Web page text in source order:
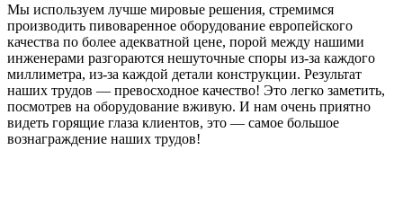
Мы используем лучше мировые решения, стремимся
производить пивоваренное оборудование европейского
качества по более адекватной цене, порой между нашими
инженерами разгораются нешуточные споры из-за каждого
миллиметра, из-за каждой детали конструкции. Результат
наших трудов — превосходное качество! Это легко заметить,
посмотрев на оборудование вживую. И нам очень приятно
видеть горящие глаза клиентов, это — самое большое
вознаграждение наших трудов!